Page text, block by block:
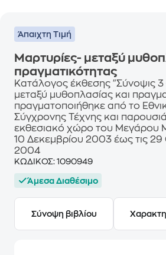
Άπαιχτη Τιμή
Μαρτυρίες- μεταξύ
πραγματικότητας
Κατάλογος έκθεσης "Σύνοψις 3
μεταξύ μυθοπλασίας και
πραγματοποιήθηκε από το
Σύγχρονης Τέχνης και
εκθεσιακό χώρο του Μεγάρου
10 Δεκεμβρίου 2003 έως τις
2004
ΚΩΔΙΚΟΣ: 1090949
Άμεσα Διαθέσιμο
Σύνοψη βιβλίου